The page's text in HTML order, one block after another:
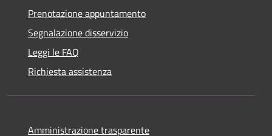
Prenotazione appuntamento
Segnalazione disservizio
Leggi le FAQ
Richiesta assistenza
Amministrazione trasparente